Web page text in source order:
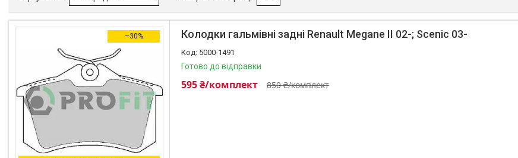
Автомобільні запчастини
Оливи та автохімія
Каталог Запчастин
Корнева група
–30% Колодки гальмівні задні Renault Megane II 02-; Scenic 03-
5000-1491
Готово до відправки
850 ₴/комплект
595 ₴/комплект